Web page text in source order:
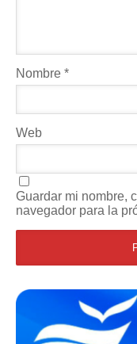
Nombre *
Web
Guardar mi nombre,
navegador para la